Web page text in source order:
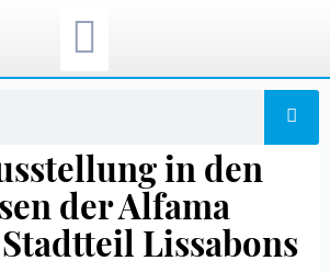
in den
der Alfama
Lissabons